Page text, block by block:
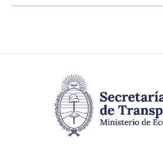
Aires (RMBA).-